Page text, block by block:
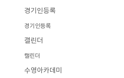
경기인등록
경기인등록
캘린더
캘린더
수영아카데미